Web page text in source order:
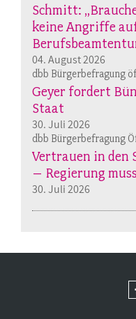
Schmitt:
keine Angriffe
04. August 2026
dbb Bürgerbefragung
Geyer fordert
Staat
30. Juli 2026
dbb Bürgerbefragung
Vertrauen in den
– Regierung
30. Juli 2026